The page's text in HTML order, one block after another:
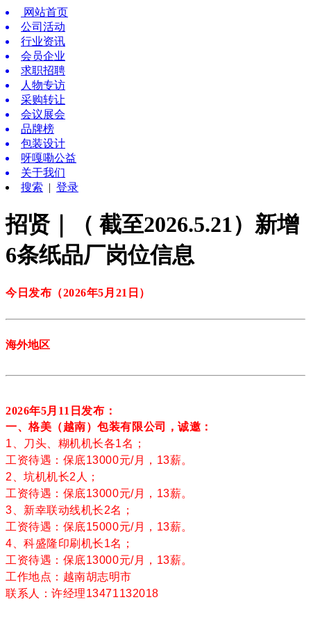
网站首页
公司活动
行业资讯
会员企业
求职招聘
人物专访
采购转让
会议展会
品牌榜
包装设计
呀嘎嘞公益
关于我们
搜索 | 登录
招贤｜（ 截至2026.5.21）新增
6条纸品厂岗位信息
今日发布（2026年5月21 日 ）
海外地区
2026年5月11 日发布：
一、格美（越南）包装有限公司，诚邀：
1、刀头、糊机机长各1名；
工资待遇：保底13000元/月，13薪。
2、坑机机长2人；
工资待遇：保底13000元/月，13薪。
3、新幸联动线机长2名；
工资待遇：保底15000元/月，13薪。
4、科盛隆印刷机长1名；
工资待遇：保底13000元/月，13薪。
工作地点：越南胡志明市
联系人：许经理13471132018